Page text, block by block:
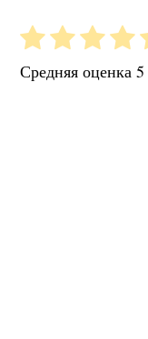
Средняя оценка5